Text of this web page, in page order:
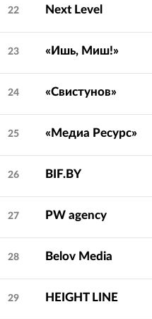
22 Next Level
23 «Ишь, Миш!»
24 «Свистунов»
25 «Медиа Ресурс»
26 BIF.BY
27 PW agency
28 Belov Media
29 HEIGHT LINE
13